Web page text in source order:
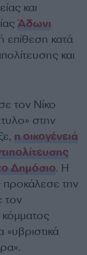
και
Άδωνι
επίθεση κατά
και
τον Νίκο
στην
η οικογένειά
Δημόσιο. Η
την
τον